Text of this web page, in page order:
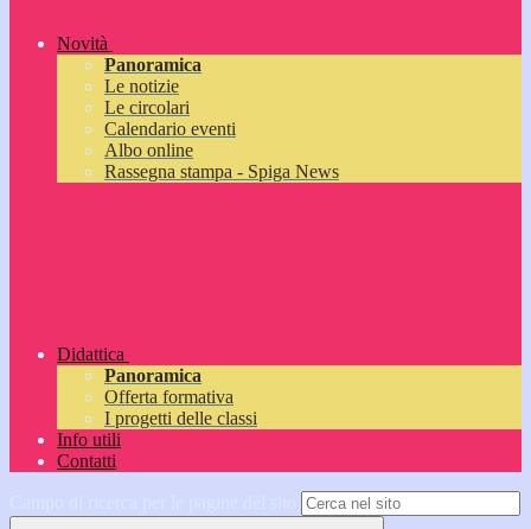
Novità
Panoramica
Le notizie
Le circolari
Calendario eventi
Albo online
Rassegna stampa - Spiga News
Didattica
Panoramica
Offerta formativa
I progetti delle classi
Info utili
Contatti